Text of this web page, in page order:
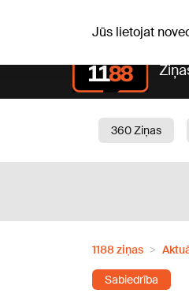
Jūs lietojat
360 Ziņas
1188 ziņas
Sabiedrība